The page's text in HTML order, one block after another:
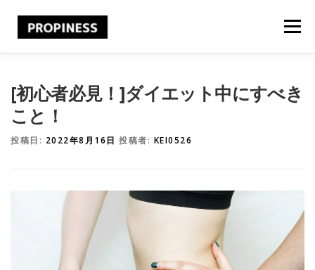
メニュー
[初心者必見！]ダイエット中にすべき
こと！
投稿日: 2022年8月16日 投稿者: KEI0526